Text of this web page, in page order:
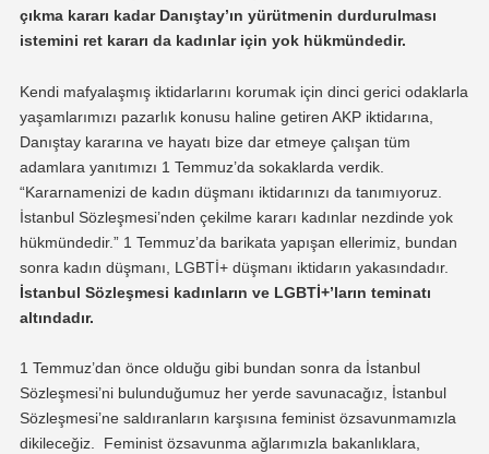
çıkma kararı kadar Danıştay’ın yürütmenin durdurulması
istemini ret kararı da kadınlar için yok hükmündedir.
Kendi mafyalaşmış iktidarlarını korumak için dinci gerici odaklarla
yaşamlarımızı pazarlık konusu haline getiren AKP iktidarına,
Danıştay kararına ve hayatı bize dar etmeye çalışan tüm
adamlara yanıtımızı 1 Temmuz’da sokaklarda verdik.
“Kararnamenizi de kadın düşmanı iktidarınızı da tanımıyoruz.
İstanbul Sözleşmesi’nden çekilme kararı kadınlar nezdinde yok
hükmündedir.” 1 Temmuz’da barikata yapışan ellerimiz, bundan
sonra kadın düşmanı, LGBTİ+ düşmanı iktidarın yakasındadır.
İstanbul Sözleşmesi kadınların ve LGBTİ+’ların teminatı
altındadır.
1 Temmuz’dan önce olduğu gibi bundan sonra da İstanbul
Sözleşmesi’ni bulunduğumuz her yerde savunacağız, İstanbul
Sözleşmesi’ne saldıranların karşısına feminist özsavunmamızla
dikileceğiz. Feminist özsavunma ağlarımızla bakanlıklara,